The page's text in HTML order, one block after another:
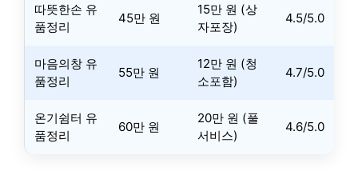
따뜻한손 유
품정리
45만 원
15만 원 (상
자포장)
4.5/5.0
마음의창 유
품정리
55만 원
12만 원 (청
소포함)
4.7/5.0
온기쉼터 유
품정리
60만 원
20만 원 (풀
서비스)
4.6/5.0